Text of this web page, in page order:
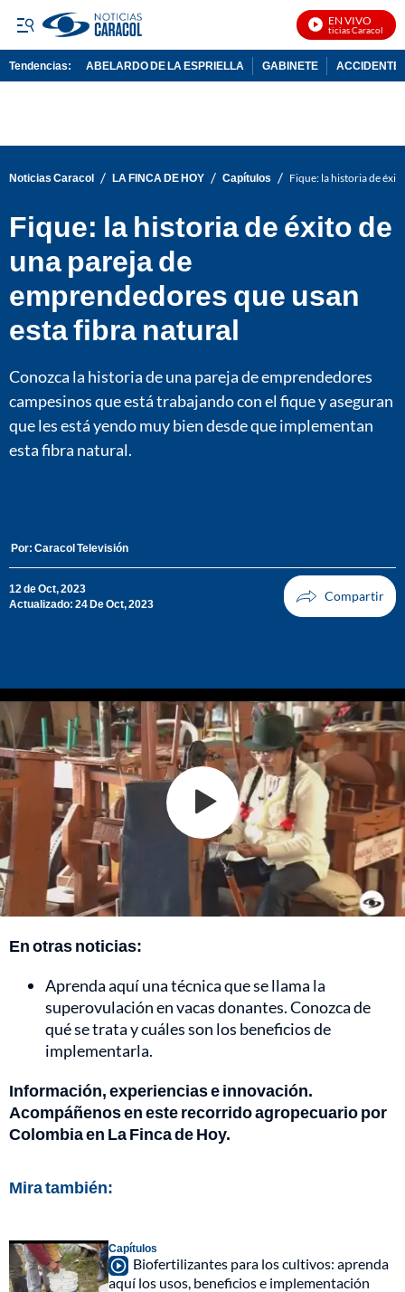
EN VIVO
Noticias Caracol En
Tendencias: ABELARDO DE LA ESPRIELLA GABINETE ACCIDENTE
Noticias Caracol / LA FINCA DE HOY / Capítulos / Fique: la historia de
Fique: la historia de éxito de
una pareja de
emprendedores que usan
esta fibra natural
Conozca la historia de una pareja de emprendedores
campesinos que está trabajando con el fique y aseguran
que les está yendo muy bien desde que implementan
esta fibra natural.
Por: Caracol Televisión
12 de Oct, 2023
Actualizado: 24 De Oct, 2023
En otras noticias:
Aprenda aquí una técnica que se llama la
superovulación en vacas donantes. Conozca de
qué se trata y cuáles son los beneficios de
implementarla.
Información, experiencias e innovación.
Acompáñenos en este recorrido agropecuario por
Colombia en La Finca de Hoy.
Mira también:
Capítulos
Biofertilizantes para los cultivos: aprenda
aquí los usos, beneficios e implementación